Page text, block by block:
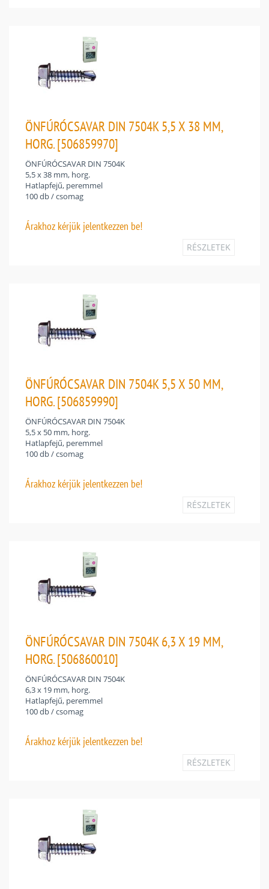
ÖNFÚRÓCSAVAR DIN 7504K 5,5 X 38 MM,
HORG. [506859970]
ÖNFÚRÓCSAVAR DIN 7504K
5,5 x 38 mm, horg.
Hatlapfejű, peremmel
100 db / csomag
Árakhoz kérjük jelentkezzen be!
RÉSZLETEK
ÖNFÚRÓCSAVAR DIN 7504K 5,5 X 50 MM,
HORG. [506859990]
ÖNFÚRÓCSAVAR DIN 7504K
5,5 x 50 mm, horg.
Hatlapfejű, peremmel
100 db / csomag
Árakhoz kérjük jelentkezzen be!
RÉSZLETEK
ÖNFÚRÓCSAVAR DIN 7504K 6,3 X 19 MM,
HORG. [506860010]
ÖNFÚRÓCSAVAR DIN 7504K
6,3 x 19 mm, horg.
Hatlapfejű, peremmel
100 db / csomag
Árakhoz kérjük jelentkezzen be!
RÉSZLETEK